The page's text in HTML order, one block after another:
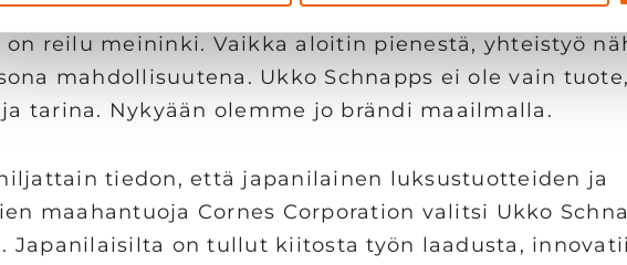
on reilu meininki. Vaikka aloitin pienestä, yhteistyö
mahdollisuutena. Ukko Schnapps ei ole vain
tarina. Nykyään olemme jo brändi maailmalla.
tiedon, että japanilainen luksustuotteiden ja
maahantuoja Cornes Corporation valitsi Ukko
Japanilaisilta on tullut kiitosta työn laadusta,